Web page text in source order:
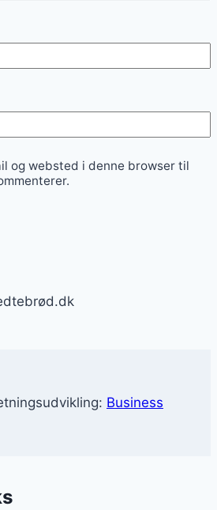
og websted i denne browser til
Business